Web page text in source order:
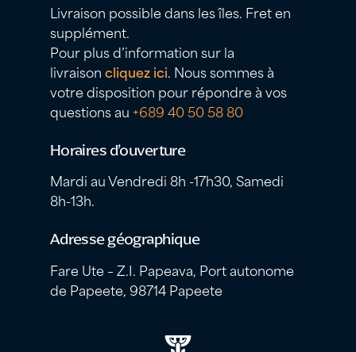
Livraison possible dans les îles. Fret en
supplément.
Pour plus d’information sur la
livraisoncliquez ici. Nous sommes à
votre disposition pour répondre à vos
questions au +689 40 50 58 80
Horaires d’ouverture
Mardi au Vendredi 8h -17h30, Samedi
8h-13h.
Adresse géographique
Fare Ute – Z.I. Papeava, Port autonome
de Papeete, 98714 Papeete